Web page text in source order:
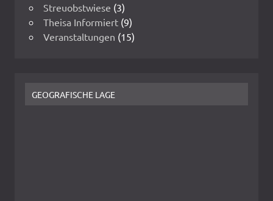
Streuobstwiese (3)
Theisa Informiert (9)
Veranstaltungen (15)
GEOGRAFISCHE LAGE